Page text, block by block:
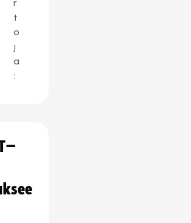
r
t
o
j
a
: